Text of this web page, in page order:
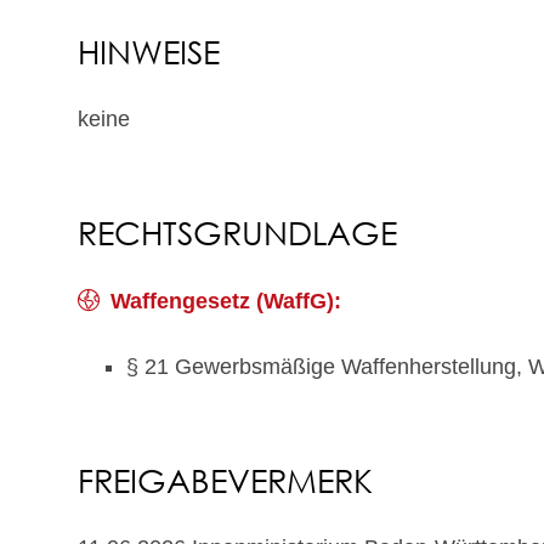
HINWEISE
keine
RECHTSGRUNDLAGE
Waffengesetz (WaffG):
§ 21 Gewerbsmäßige Waffenherstellung,
FREIGABEVERMERK